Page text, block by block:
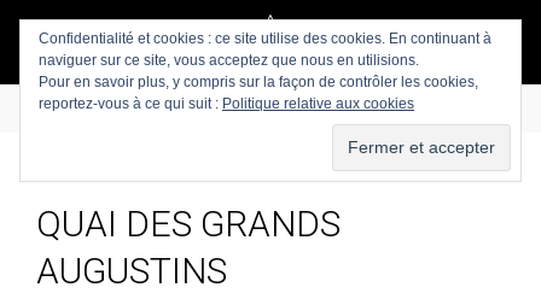
QUAI DES GRANDS
AUGUSTINS
Confidentialité et cookies : ce site utilise des cookies. En continuant à
naviguer sur ce site, vous acceptez que nous en utilisions.
Pour en savoir plus, y compris sur la façon de contrôler les cookies,
reportez-vous à ce qui suit : Politique relative aux cookies